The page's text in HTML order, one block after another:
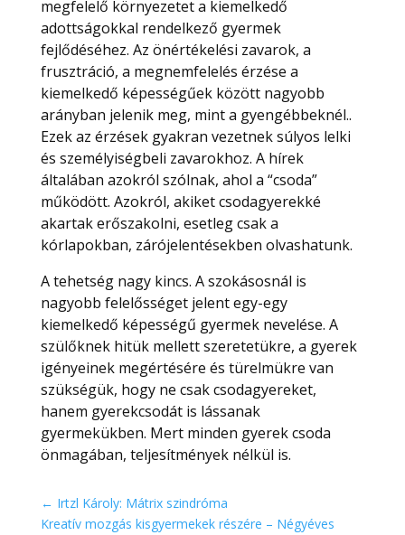
megfelelő környezetet a kiemelkedő
adottságokkal rendelkező gyermek
fejlődéséhez. Az önértékelési zavarok, a
frusztráció, a megnemfelelés érzése a
kiemelkedő képességűek között nagyobb
arányban jelenik meg, mint a gyengébbeknél..
Ezek az érzések gyakran vezetnek súlyos lelki
és személyiségbeli zavarokhoz. A hírek
általában azokról szólnak, ahol a “csoda”
működött. Azokról, akiket csodagyerekké
akartak erőszakolni, esetleg csak a
kórlapokban, zárójelentésekben olvashatunk.
A tehetség nagy kincs. A szokásosnál is
nagyobb felelősséget jelent egy-egy
kiemelkedő képességű gyermek nevelése. A
szülőknek hitük mellett szeretetükre, a gyerek
igényeinek megértésére és türelmükre van
szükségük, hogy ne csak csodagyereket,
hanem gyerekcsodát is lássanak
gyermekükben. Mert minden gyerek csoda
önmagában, teljesítmények nélkül is.
← Irtzl Károly: Mátrix szindróma
Kreatív mozgás kisgyermekek részére – Négyéves